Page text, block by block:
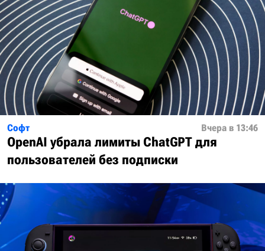
Софт Вчера в 13:46
OpenAI убрала лимиты ChatGPT для
пользователей без подписки